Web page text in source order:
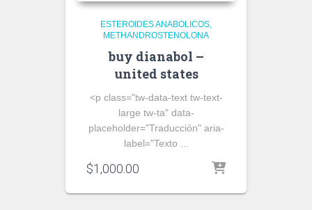
ESTEROIDES ANABOLICOS
METHANDROSTENOLONA
buy dianabol –
united states
<p class="tw-data-text tw-text-
large tw-ta" data-
placeholder="Traducción" aria-
label="Texto ...
$1,000.00